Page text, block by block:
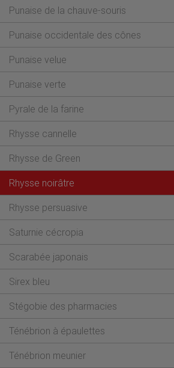
Punaise de la chauve-souris
Punaise occidentale des cônes
Punaise velue
Punaise verte
Pyrale de la farine
Rhysse cannelle
Rhysse de Green
Rhysse noirâtre
Rhysse persuasive
Saturnie cécropia
Scarabée japonais
Sirex bleu
Stégobie des pharmacies
Ténébrion à épaulettes
Ténébrion meunier